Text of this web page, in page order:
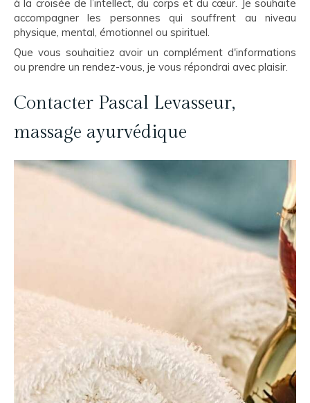
à la croisée de l’intellect, du corps et du cœur. Je souhaite
accompagner les personnes qui souffrent au niveau
physique, mental, émotionnel ou spirituel.
Que vous souhaitiez avoir un complément d'informations
ou prendre un rendez-vous, je vous répondrai avec plaisir.
Contacter Pascal Levasseur,
massage ayurvédique